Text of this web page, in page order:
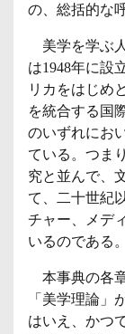
の、総括的な
美学を学ぶ
は1948年に設
リカをはじめ
を統合する国
のいずれにお
ている。つま
究と並んで、
て、二十世紀
チャー、メデ
いるのである。
本事典の各
「美学理論」
はいえ、かつ